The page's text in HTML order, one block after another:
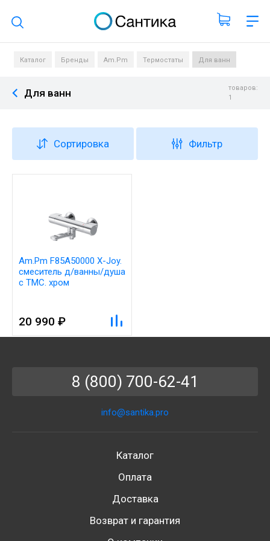
Поиск по каталогу
Каталог Бренды Am.Pm Термостаты Для ванн
Для ванн
товаров:
1
Сортировка Фильтр
Am.Pm F85A50000 X-Joy.
смеситель д/ванны/душа
с ТМС. хром
20 990 ₽
8 (800) 700-62-41
info@santika.pro
Каталог
Оплата
Доставка
Возврат и гарантия